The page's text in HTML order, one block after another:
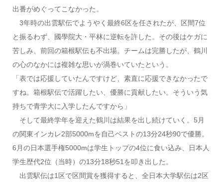
出番がめぐってこなかった。
3年時の出雲駅伝でようやく最終6区を任されたが、区間7位
と振るわず、國學院大・平林に逆転を許した。その後はケガに
苦しみ、前回の箱根駅伝も不出場。チームは完勝したが、鶴川
の心のなかには複雑な思いが渦巻いていたという。
「表では応援していたんですけど、素直に応援できなかったで
すね。箱根駅伝で活躍したい、優勝に貢献したい。そういう気
持ちで青学大に入学したんですから」
そして最終学年を迎えた鶴川は結果を出し続けていく。5月
の関東インカレ2部5000mを自己ベストの13分24秒90で優勝。
6月の日本選手権5000mは学生トップの4位に食い込み、日本人
学生歴代2位（当時）の13分18秒51を叩き出した。
出雲駅伝は1区で区間賞を獲得すると、全日本大学駅伝は2区